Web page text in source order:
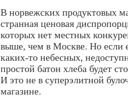
В норвежских продуктовых
странная ценовая
которых нет местных
выше, чем в Москве. Но если
каких-то небесных,
простой батон хлеба будет
И это не в суперэлитной
магазине.